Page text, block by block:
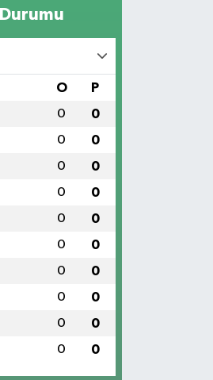
O P
0 0
0 0
0 0
0 0
0 0
0 0
0 0
0 0
0 0
0 0